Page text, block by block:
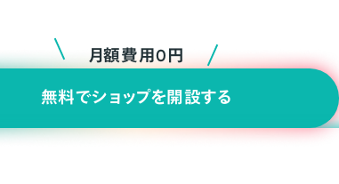
月額費用0円
無料でショップを開設する